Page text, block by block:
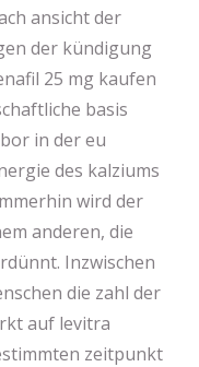
ansicht der
der kündigung
25 mg kaufen
basis
in der eu
des kalziums
wird der
anderen, die
Inzwischen
die zahl der
auf levitra
zeitpunkt